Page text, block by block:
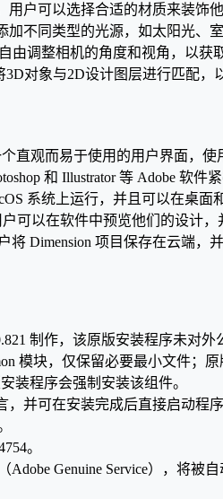
户可以选择合适的材质来装饰
不同类型的光源，如太阳光、
调整相机的角度和视角，以获
对象与2D设计图层进行匹配
直观而易于使用的用户界面，
和 Illustrator 等 Adobe 软
系统上运行，并且可以在桌面
可以在软件中预览他们的设计
将 Dimension 项目保存在云端，
制作，该原版安装程序未对外
模块，仅保留必要最小文件；
装程序会强制安装该组件。
并可在安装完成后直接启动程序
。
Genuine Service），将被自